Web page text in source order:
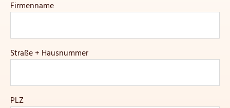
Firmenname
Straße + Hausnummer
PLZ